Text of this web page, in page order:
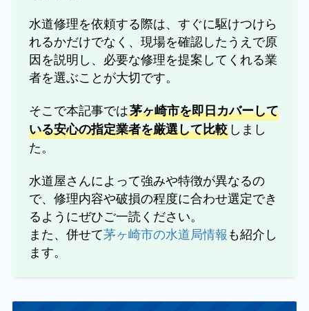
水道修理を依頼する際は、すぐに駆けつけら
れるかだけでなく、現場を確認したうえで原
因を説明し、必要な修理を提案してくれる業
者を選ぶことが大切です。
そこで本記事では茅ヶ崎市を即日カバーして
いる安心の指定業者を厳選して比較 しまし
た。
水道屋さんによって強みや特徴が異なるの
で、修理内容や破損の程度に合わせ選定でき
るようにぜひご一読ください。
また、併せて茅ヶ崎市の水道局情報も紹介し
ます。